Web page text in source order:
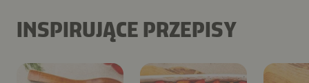
INSPIRUJĄCE PRZEPISY